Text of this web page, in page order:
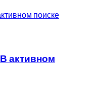
активном